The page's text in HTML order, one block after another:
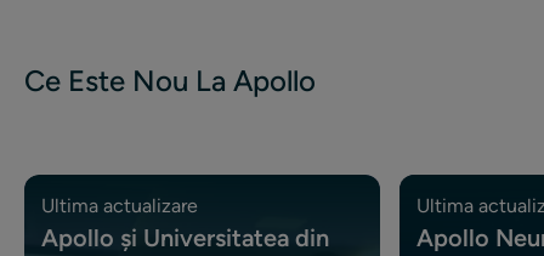
Ce Este Nou La Apollo
Ultima actualizare
Apollo și Universitatea din
Ultima
Apollo